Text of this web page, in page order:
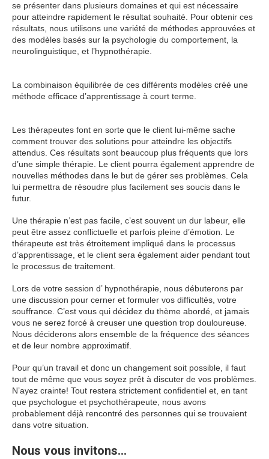
se présenter dans plusieurs domaines et qui est nécessaire
pour atteindre rapidement le résultat souhaité. Pour obtenir ces
résultats, nous utilisons une variété de méthodes approuvées et
des modèles basés sur la psychologie du comportement, la
neurolinguistique, et l’hypnothérapie.
La combinaison équilibrée de ces différents modèles créé une
méthode efficace d’apprentissage à court terme.
Les thérapeutes font en sorte que le client lui-même sache
comment trouver des solutions pour atteindre les objectifs
attendus. Ces résultats sont beaucoup plus fréquents que lors
d’une simple thérapie. Le client pourra également apprendre de
nouvelles méthodes dans le but de gérer ses problèmes. Cela
lui permettra de résoudre plus facilement ses soucis dans le
futur.
Une thérapie n’est pas facile, c’est souvent un dur labeur, elle
peut être assez conflictuelle et parfois pleine d’émotion. Le
thérapeute est très étroitement impliqué dans le processus
d’apprentissage, et le client sera également aider pendant tout
le processus de traitement.
Lors de votre session d’ hypnothérapie, nous débuterons par
une discussion pour cerner et formuler vos difficultés, votre
souffrance. C’est vous qui décidez du thème abordé, et jamais
vous ne serez forcé à creuser une question trop douloureuse.
Nous déciderons alors ensemble de la fréquence des séances
et de leur nombre approximatif.
Pour qu’un travail et donc un changement soit possible, il faut
tout de même que vous soyez prêt à discuter de vos problèmes.
N’ayez crainte! Tout restera strictement confidentiel et, en tant
que psychologue et psychothérapeute, nous avons
probablement déjà rencontré des personnes qui se trouvaient
dans votre situation.
Nous vous invitons…